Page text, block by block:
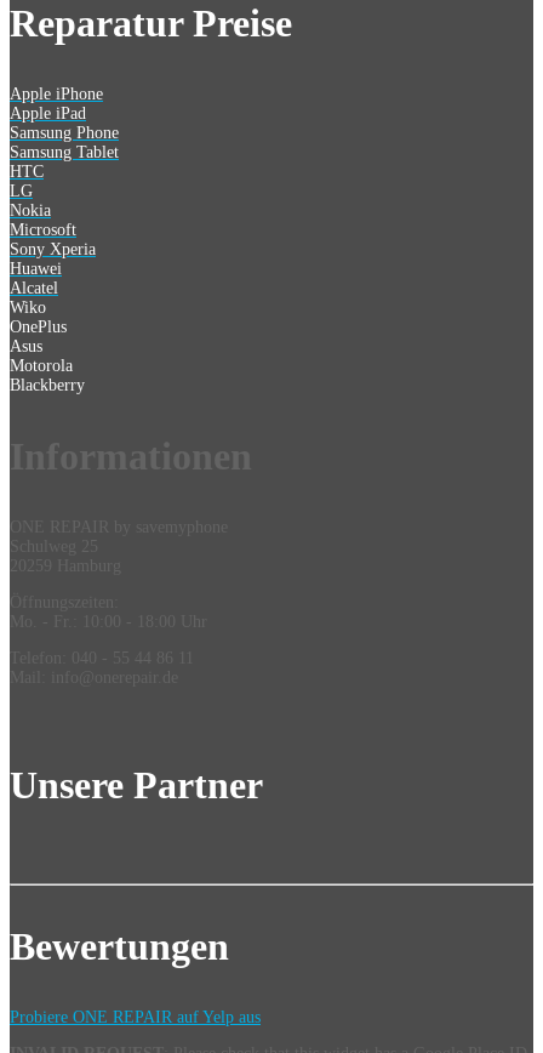
Reparatur Preise
Apple iPhone
Apple iPad
Samsung Phone
Samsung Tablet
HTC
LG
Nokia
Microsoft
Sony Xperia
Huawei
Alcatel
Wiko
OnePlus
Asus
Motorola
Blackberry
Information en
ONE REPAIR by savemyphone
Schulweg 25
Unsere Partner
Bewertungen
Probiere ONE REPAIR auf Yelp aus